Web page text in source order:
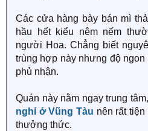
Các cửa hàng bày bán mì
hầu hết kiểu nêm nếm
người Hoa. Chẳng biết
trùng hợp này nhưng độ
phủ nhận.
Quán này nằm ngay trung
nghỉ ở Vũng Tàu nên rất
thưởng thức.